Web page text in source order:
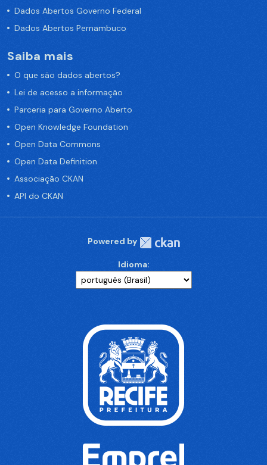
Dados Abertos Governo Federal
Dados Abertos Pernambuco
Saiba mais
O que são dados abertos?
Lei de acesso a informação
Parceria para Governo Aberto
Open Knowledge Foundation
Open Data Commons
Open Data Definition
Associação CKAN
API do CKAN
Powered by
Idioma